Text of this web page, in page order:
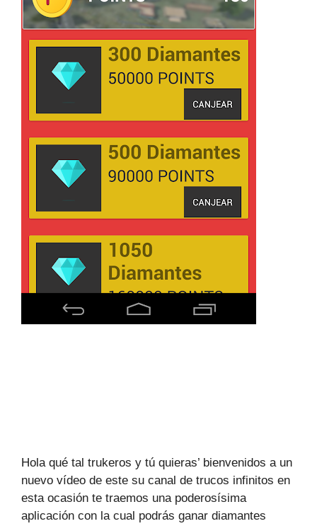
Hola qué tal trukeros y tú quieras’ bienvenidos a un
nuevo vídeo de este su canal de trucos infinitos en
esta ocasión te traemos una poderosísima
aplicación con la cual podrás ganar diamantes